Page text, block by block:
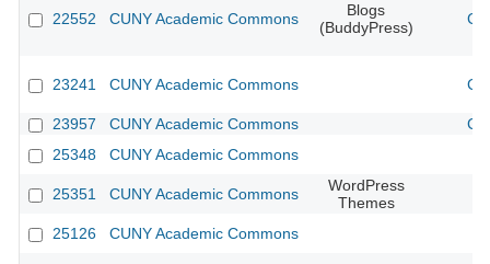
22552 CUNY Academic Commons
Blogs
(BuddyPress)
23241 CUNY Academic Commons
23957 CUNY Academic Commons
25348
CUNY Academic Commons
25351 CUNY Academic Commons
WordPress
Themes
25126
CUNY Academic Commons